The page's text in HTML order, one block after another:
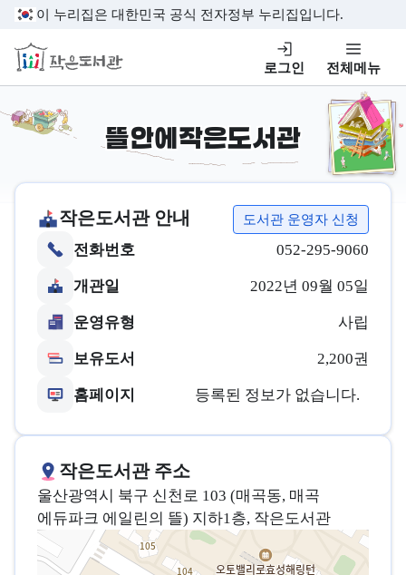
본문 바로가기
이 누리집은 대한민국 공식 전자정부 누리집입니다.
작은도서관
로그인 전체메뉴
뜰안에작은도서관
작은도서관 안내 도서관 운영자 신청
전화번호 052-295-9060
개관일 2022년 09월 05일
운영유형 사립
보유도서 2,200권
홈페이지 등록된 정보가 없습니다.
작은도서관 주소
울산광역시 북구 신천로 103 (매곡동, 매곡
에듀파크 에일린의 뜰) 지하1층, 작은도서관